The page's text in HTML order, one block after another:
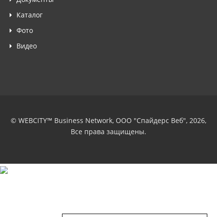
Каталог
Фото
Видео
© WEBCITY™ Business Network, ООО "Спайдерс Веб", 2026,
Все права защищены.